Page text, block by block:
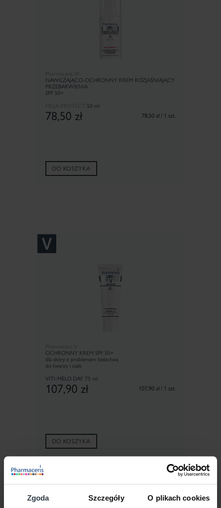
Zgoda Szczegóły O plikach cookies
Pharmaceris W
NAWILŻAJĄCO-OCHRONNY KREM ROZJAŚNIAJĄCY
PRZEBARWIENIA
SPF 50+
50 ml
78,50 zł 78,50 zł / 1 szt.
DO KOSZYKA
OCHRONNY KREM SPF 50+
dla skóry z problemem bielactwa
do twarzy i ciała
VITI-MELO DAY 75 ml
107,90 zł 107,90 zł / 1 szt.
DO KOSZYKA